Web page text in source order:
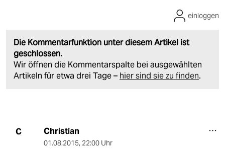
Die Kommentarfunktion unter diesem Artikel ist
geschlossen.
Wir öffnen die Kommentarspalte bei ausgewählten
Artikeln für etwa drei Tage – hier sind sie zu finden.
einloggen
C Christian
01.08.2015, 22:00 Uhr